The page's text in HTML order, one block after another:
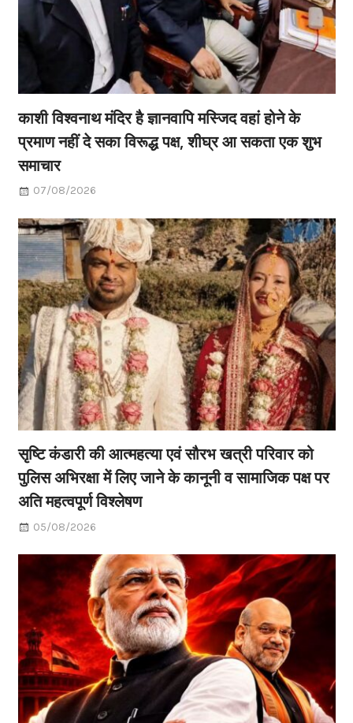
काशी विश्वनाथ मंदिर है ज्ञानवापि मस्जिद वहां होने के
प्रमाण नहीं दे सका विरूद्ध पक्ष, शीघ्र आ सकता एक शुभ
समाचार
07/08/2026
सृष्टि कंडारी की आत्महत्या एवं सौरभ खत्री परिवार को
पुलिस अभिरक्षा में लिए जाने के कानूनी व सामाजिक पक्ष पर
अति महत्वपूर्ण विश्लेषण
05/08/2026